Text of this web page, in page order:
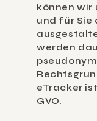
können wir
und für Sie
werden
eTracker ist
GVO.